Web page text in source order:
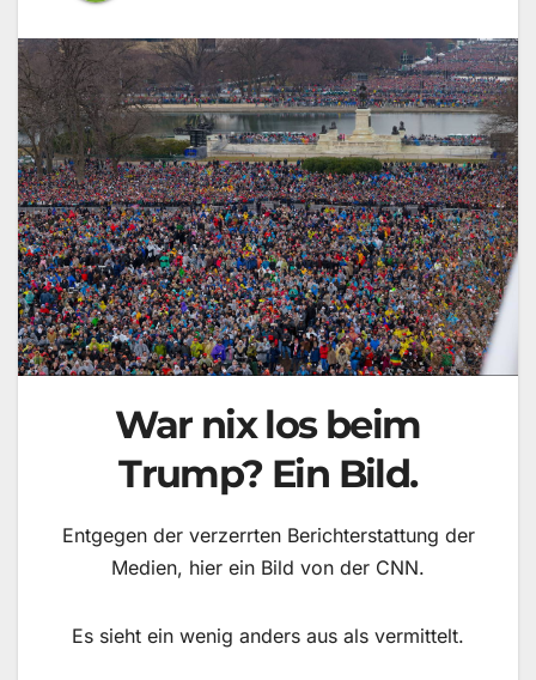
War nix los beim
Trump? Ein Bild.
Entgegen der verzerrten Berichterstattung der
Medien, hier ein Bild von der CNN.
Es sieht ein wenig anders aus als vermittelt.